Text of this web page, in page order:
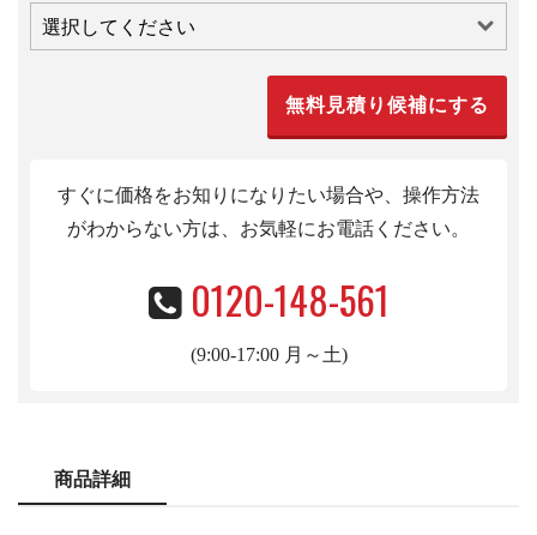
すぐに価格をお知りになりたい場合や、操作方法
がわからない方は、お気軽にお電話ください。
0120-148-561
(9:00-17:00 月～土)
商品詳細